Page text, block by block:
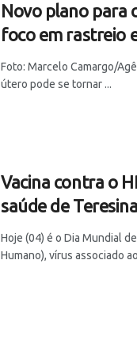
Novo plano para
foco em rastreio
Foto: Marcelo Camargo/
útero pode se tornar ...
Vacina contra o
saúde de Teresina
Hoje (04) é o Dia Mundial
Humano), vírus associado